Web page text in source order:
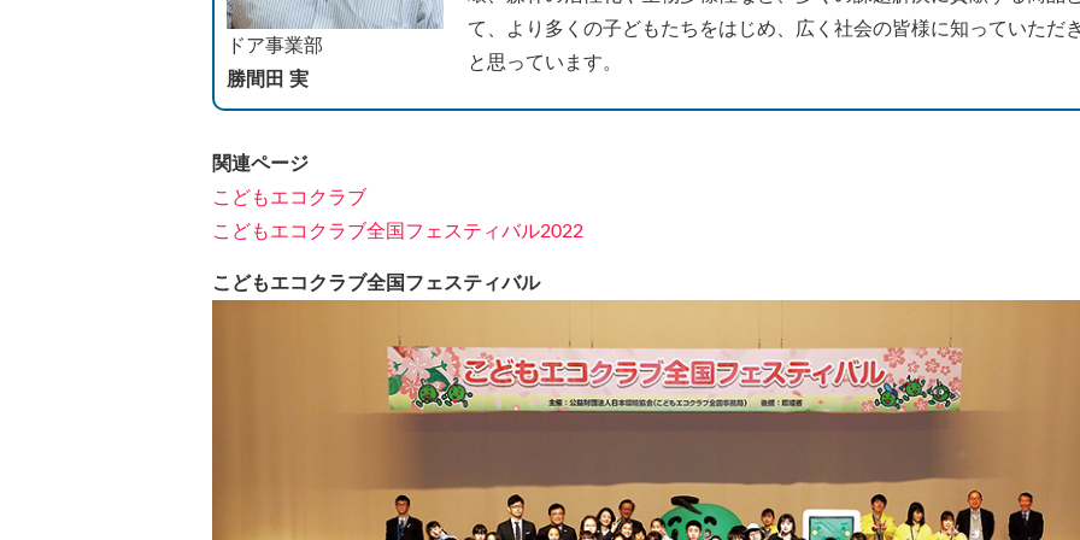
ドア事業部
勝間田 実
て、より多くの子どもたちをはじめ、広く社会の皆様に知っていただ
と思っています。
関連ページ
こどもエコクラブ
こどもエコクラブ全国フェスティバル2022
こどもエコクラブ全国フェスティバル